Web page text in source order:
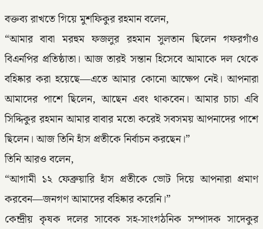
বক্তব্য রাখতে গিয়ে মুশফিকুর রহমান বলেন,
“আমার বাবা মরহুম ফজলুর রহমান সুলতান ছিলেন গফরগাঁও
বিএনপির প্রতিষ্ঠাতা। আজ তারই সন্তান হিসেবে আমাকে দল থেকে
বহিষ্কার করা হয়েছে—এতে আমার কোনো আক্ষেপ নেই। আপনারা
আমাদের পাশে ছিলেন, আছেন এবং থাকবেন। আমার চাচা এবি
সিদ্দিকুর রহমান আমার বাবার মতো করেই সবসময় আপনাদের পাশে
ছিলেন। আজ তিনি হাঁস প্রতীকে নির্বাচন করছেন।”
তিনি আরও বলেন,
“আগামী ১২ ফেব্রুয়ারি হাঁস প্রতীকে ভোট দিয়ে আপনারা প্রমাণ
করবেন—জনগণ আমাদের বহিষ্কার করেনি।”
কেন্দ্রীয় কৃষক দলের সাবেক সহ-সাংগঠনিক সম্পাদক সাদেকুর